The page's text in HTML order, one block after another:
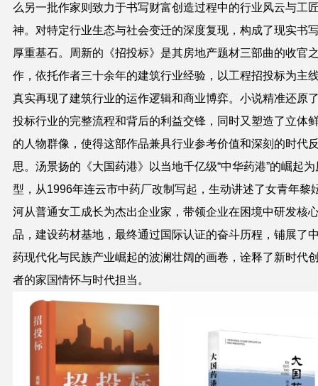
么另一批作家则致力于书写财富创造过程中的行业风云与工
神。对特定行业生态与社会变迁的深度复现，构成了现实书
厚重基石。周新的《招投标》是其房地产题材三部曲的收官
作，依托作者三十余年的建筑行业经验，以工程招投标为主
真实再现了建筑行业的运作逻辑和商业博弈。小说精准还原
投标行业的完整流程和背后的利益交锋，同时又塑造了立体
的人物群像，使得这部作品兼具行业参考价值和深刻的时代
思。汤景扬的《大国药港》以当地千亿级“中华药港”的崛起为
型，从1996年连云市中药厂改制写起，生动讲述了女青年黎
河从普通女工成长为杰出企业家，带领企业在困境中研发核
品，建设药材基地，最终通过国际认证的奋斗历程，铺展了
药现代化与民族产业崛起的波澜壮阔的画卷，诠释了新时代
者的家国情怀与时代担当。